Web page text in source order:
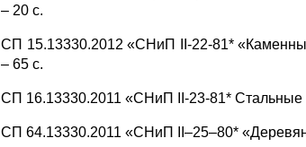
– 20 с.
СП 15.13330.2012 «СНиП II-22-81*
– 65 с.
СП 16.13330.2011 «СНиП II-23-81* Стальные
СП 64.13330.2011 «СНиП II–25–80*